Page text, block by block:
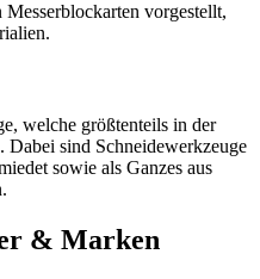
vorgestellt,
welche größtenteils in der
sind Schneidewerkzeuge
sowie als Ganzes aus
& Marken